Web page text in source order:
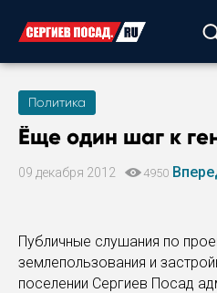
Политика
Ёще один шаг к
09 декабря 2012 4950
Публичные слушания по
землепользования и
поселении Сергиев Посад